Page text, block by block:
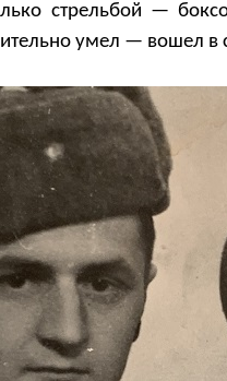
стрельбой —
умел — вошел